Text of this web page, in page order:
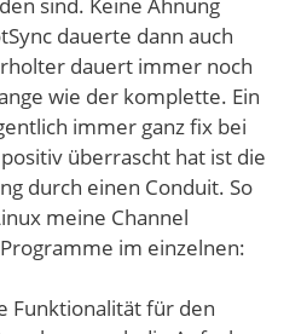
dauerte dann auch
dauert immer noch
wie der komplette. Ein
immer ganz fix bei
überrascht hat ist die
durch einen Conduit. So
meine Channel
im einzelnen:
Funktionalität für den